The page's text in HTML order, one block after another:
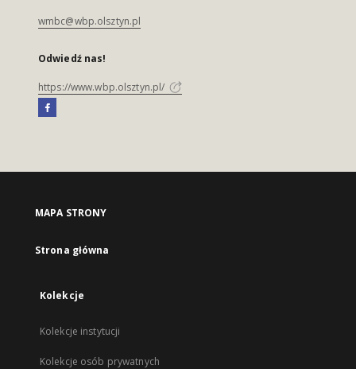
wmbc@wbp.olsztyn.pl
Odwiedź nas!
https://www.wbp.olsztyn.pl/
MAPA STRONY
Strona główna
Kolekcje
Kolekcje instytucji
Kolekcje osób prywatnych